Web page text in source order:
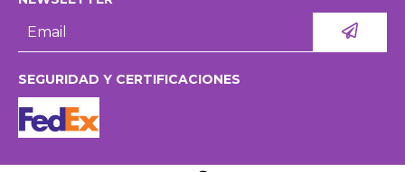
SEGURIDAD Y CERTIFICACIONES